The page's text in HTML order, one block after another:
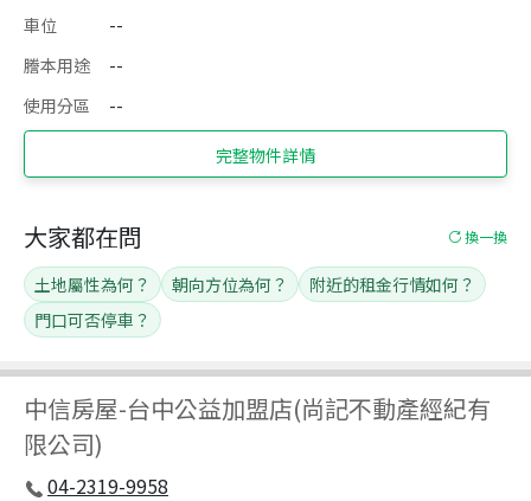
車位
--
謄本用途
--
使用分區
--
完整物件詳情
中信房屋-台中公益加盟店(尚記不動產經紀有
限公司)
04-2319-9958
大家都在問 換一換
土地屬性為何？ 朝向方位為何？
附近的租金行情如何？
門口可否停車？